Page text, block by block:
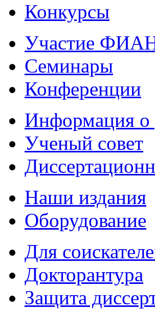
Конкурсы
Участие
Семинары
Конференции
Информация
Ученый совет
Наши издания
Оборудование
Для
Докторантура
Защита